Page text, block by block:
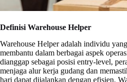
Definisi Warehouse Helper
Warehouse Helper adalah individu
membantu dalam berbagai aspek
dianggap sebagai posisi entry-level,
menjaga alur kerja gudang dan
hari dapat dijalankan dengan efisien.